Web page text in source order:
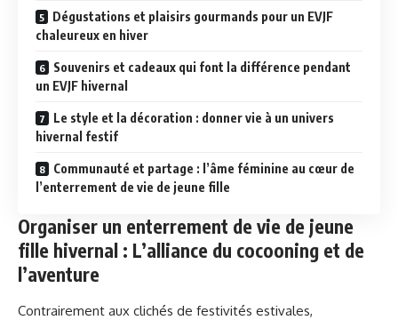
Dégustations et plaisirs gourmands pour un EVJF
chaleureux en hiver
Souvenirs et cadeaux qui font la différence pendant
un EVJF hivernal
Le style et la décoration : donner vie à un univers
hivernal festif
Communauté et partage : l’âme féminine au cœur de
l’enterrement de vie de jeune fille
Organiser un enterrement de vie de jeune
fille hivernal : L’alliance du cocooning et de
l’aventure
Contrairement aux clichés de festivités estivales,